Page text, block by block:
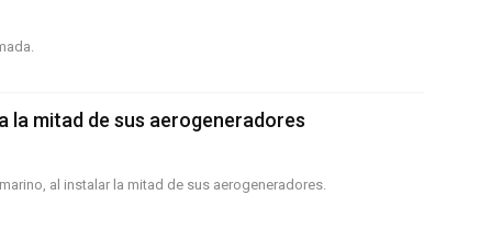
la mitad de sus aerogeneradores
al instalar la mitad de sus aerogeneradores.